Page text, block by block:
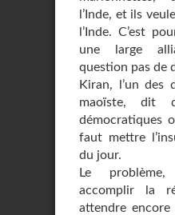
l’Inde, et ils
l’Inde. C’est
une large
question pas de
Kiran, l’un des
maoïste, dit
démocratiques
faut mettre
du jour.
Le problème,
accomplir la
attendre